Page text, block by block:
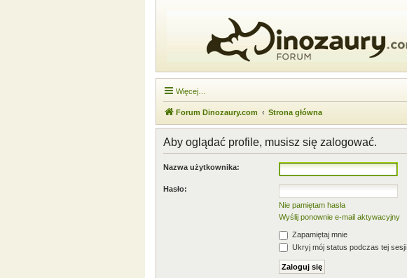
Więcej…
Forum Dinozaury.com Strona główna
Aby oglądać profile, musisz się zalogować.
Nazwa użytkownika:
Hasło:
Nie pamiętam hasła
Wyślij ponownie e-mail aktywacyjny
Zapamiętaj mnie
Ukryj mój status podczas tej sesji